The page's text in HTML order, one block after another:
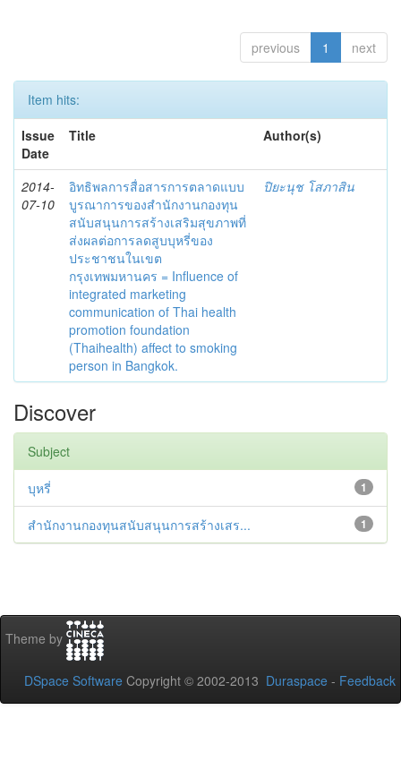
previous 1 next
Item hits:
Issue
Date
Title Author(s)
2014-
07-10
อิทธิพลการสื่อสารการตลาดแบบ
บูรณาการของสำนักงานกองทุน
สนับสนุนการสร้างเสริมสุขภาพที่
ส่งผลต่อการลดสูบบุหรี่ของ
ประชาชนในเขต
กรุงเทพมหานคร = Influence of
integrated marketing
communication of Thai health
promotion foundation
(Thaihealth) affect to smoking
person in Bangkok.
ปิยะนุช โสภาสิน
Discover
Subject
1
บุหรี่
1
สำนักงานกองทุนสนับสนุนการสร้างเสร...
Theme by
DSpace Software Copyright © 2002-2013 Duraspace - Feedback